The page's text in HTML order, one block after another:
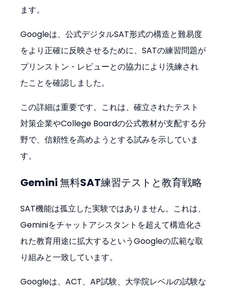
ます。
Googleは、公式デジタルSAT形式の構造と難易度
をより正確に反映させるために、SATの練習問題が
プリンストン・レビューとの協力により洗練され
たことを確認しました。
この詳細は重要です。これは、確立されたテスト
対策企業やCollege Boardの公式教材が支配する分
野で、信頼性を高めようとする試みを示していま
す。
Gemini 無料SAT練習テストと教育戦略
SAT機能は孤立した実験ではありません。これは、
Geminiをチャットアシスタントを超えて構造化さ
れた教育用途に拡大するというGoogleの広範な取
り組みと一致しています。
Googleは、ACT、AP試験、大学院レベルの試験な